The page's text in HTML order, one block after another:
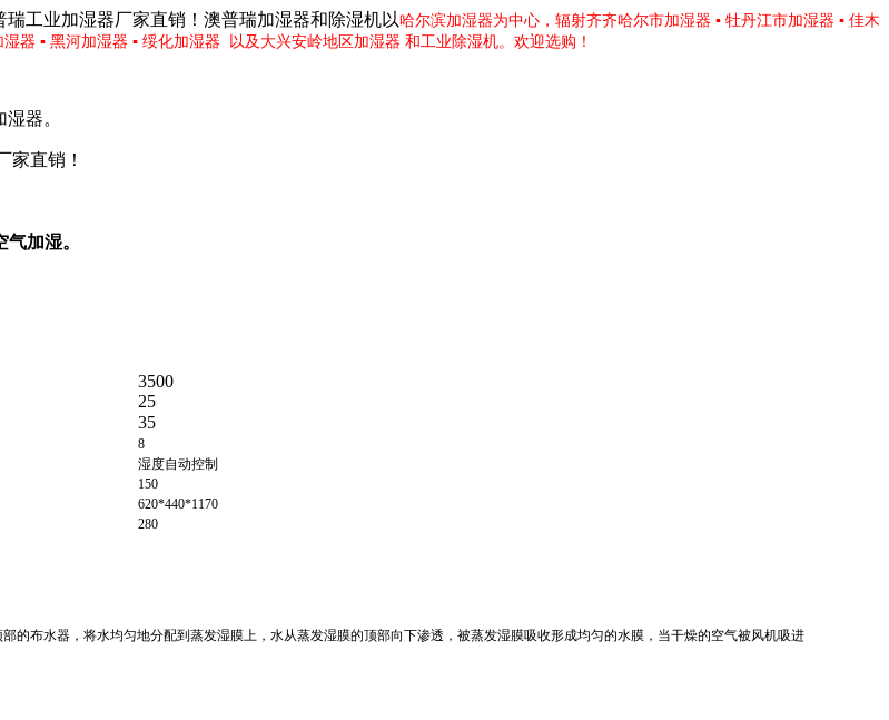
工业加湿器厂家直销！澳普瑞加湿器和除湿机以哈尔滨加湿器为中心，辐射齐齐哈尔市加湿器 ▪ 牡丹江市加湿器 ▪ 佳木
湿器 ▪ 黑河加湿器 ▪ 绥化加湿器 以及 大兴安岭地区加湿器 和工业除湿机。欢迎选购！
器。
家直销！
加湿。
3500
25
35
8
湿度自动控制
150
620*440*1170
280
布水器，将水均匀地分配到蒸发湿膜上，水从蒸发湿膜的顶部向下渗透，被蒸发湿膜吸收形成均匀的水膜，当干燥的空气被风机吸进